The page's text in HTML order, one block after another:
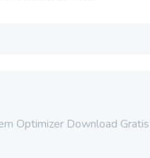
Optimizer Download Gratis